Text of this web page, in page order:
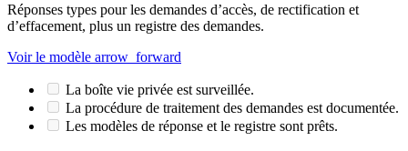
Réponses types pour les demandes d’accès, de rectification et
d’effacement, plus un registre des demandes.
Voir le modèle arrow_forward
La boîte vie privée est surveillée.
La procédure de traitement des demandes est documentée.
Les modèles de réponse et le registre sont prêts.